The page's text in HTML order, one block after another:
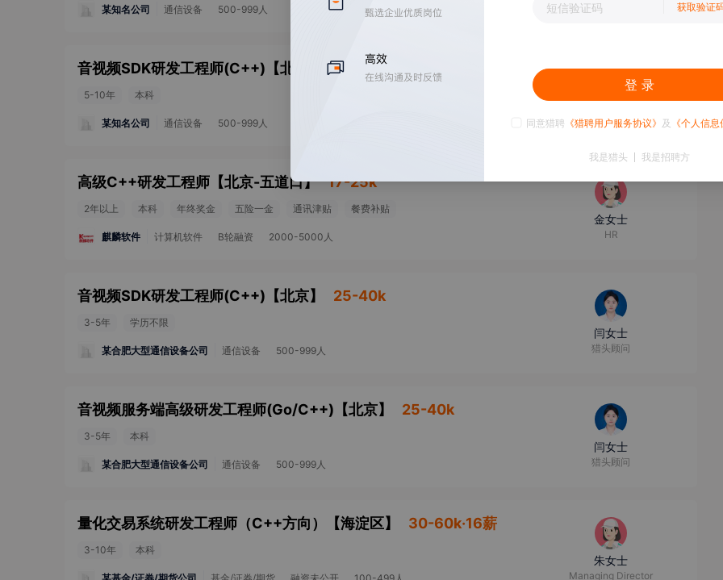
某知名公司 通信设备 500-999人 高级猎头顾问
音视频SDK研发工程师(C++) 【北京 50-80k
5-10年 本科
某知名公司 通信设备 500-999人
孙女士
高级猎头顾问
高级C++研发工程师 【北京-五道口】 17-25k
2年以上 本科 年终奖金 五险一金 通讯津贴 餐费补贴
麒麟软件 计算机软件 B轮融资 2000-5000人
金女士
HR
音视频SDK研发工程师(C++) 【北京】 25-40k
3-5年 学历不限
某合肥大型通信设备公司 通信设备 500-999人
闫女士
猎头顾问
音视频服务端高级研发工程师(Go/C++) 【北京】 25-40k
3-5年 本科
某合肥大型通信设备公司 通信设备 500-999人
闫女士
猎头顾问
量化交易系统研发工程师（C++方向） 【海淀区】 30-60k·16薪
3-10年 本科
某基金/证券/期货公司
朱女士
Managing Director
获取验证
登 录
同意猎聘 《猎聘用户服务协议》 及 《个人信
我是猎头 我是招聘方